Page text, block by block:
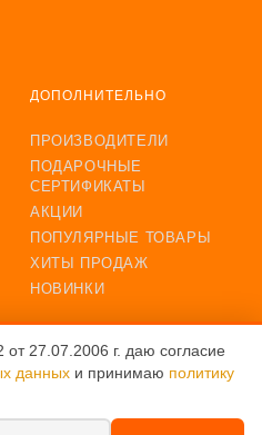
27.07.2006 г. даю согласие
данных и принимаю политику
ДОПОЛНИТЕЛЬНО
ПРОИЗВОДИТЕЛИ
ПОДАРОЧНЫЕ
СЕРТИФИКАТЫ
АКЦИИ
ПОПУЛЯРНЫЕ ТОВАРЫ
ХИТЫ ПРОДАЖ
НОВИНКИ